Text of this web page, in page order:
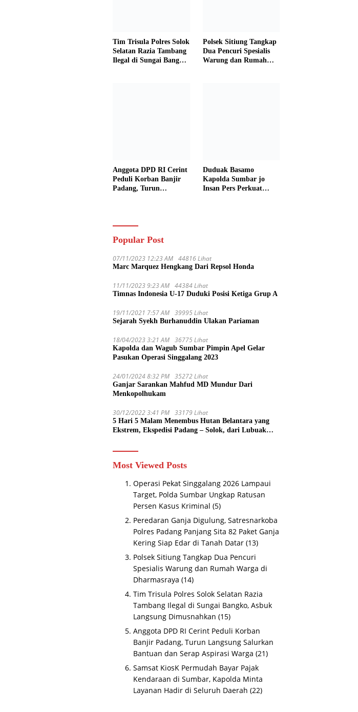
Tim Trisula Polres Solok
Selatan Razia Tambang
Ilegal di Sungai Bangko,
Polsek Sitiung Tangkap
Dua Pencuri Spesialis
Warung dan Rumah
Anggota DPD RI Cerint
Peduli Korban Banjir
Padang, Turun
Duduak Basamo
Kapolda Sumbar jo
Insan Pers Perkuat
Popular Post
07/11/2023 12:23 AM 44816 Lihat
Marc Marquez Hengkang Dari Repsol Honda
11/11/2023 9:23 AM 44384 Lihat
Timnas Indonesia U-17 Duduki Posisi Ketiga Grup A
19/11/2021 7:57 AM 39995 Lihat
Sejarah Syekh Burhanuddin Ulakan Pariaman
18/04/2023 3:21 AM 36775 Lihat
Kapolda dan Wagub Sumbar Pimpin Apel Gelar
Pasukan Operasi Singgalang 2023
24/01/2024 8:32 PM 35272 Lihat
Ganjar Sarankan Mahfud MD Mundur Dari
Menkopolhukam
30/12/2022 3:41 PM 33179 Lihat
5 Hari 5 Malam Menembus Hutan Belantara yang
Ekstrem, Ekspedisi Padang – Solok, dari Lubuak
Most Viewed Posts
Operasi Pekat Singgalang 2026 Lampaui
Target, Polda Sumbar Ungkap Ratusan
Persen Kasus Kriminal (5)
Peredaran Ganja Digulung, Satresnarkoba
Polres Padang Panjang Sita 82 Paket Ganja
Kering Siap Edar di Tanah Datar (13)
Polsek Sitiung Tangkap Dua Pencuri
Spesialis Warung dan Rumah Warga di
Dharmasraya (14)
Tim Trisula Polres Solok Selatan Razia
Tambang Ilegal di Sungai Bangko, Asbuk
Langsung Dimusnahkan (15)
Anggota DPD RI Cerint Peduli Korban
Banjir Padang, Turun Langsung Salurkan
Bantuan dan Serap Aspirasi Warga (21)
Samsat KiosK Permudah Bayar Pajak
Kendaraan di Sumbar, Kapolda Minta
Layanan Hadir di Seluruh Daerah (22)